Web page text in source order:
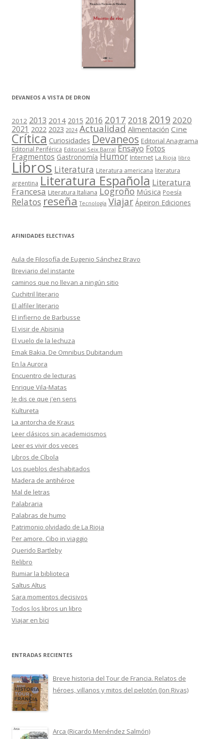
DEVANEOS A VISTA DE DRON
2012 2013 2014 2015 2016 2017 2018 2019 2020
2021 2022 2023 2024 Actualidad Alimentación Cine
Crítica Curiosidades Devaneos Editorial Anagrama
Editorial Periférica Editorial Seix Barral Ensayo Fotos
Fragmentos Gastronomía Humor Internet La Rioja libro
Libros Literatura Literatura americana literatura
argentina Literatura Española Literatura
Francesa Literatura Italiana Logroño Música Poesía
Relatos reseña Tecnología Viajar Ápeiron Ediciones
AFINIDADES ELECTIVAS
Aula de Filosofía de Eugenio Sánchez Bravo
Breviario del instante
caminos que no llevan a ningún sitio
Cuchitril literario
El alfiler literario
El infierno de Barbusse
El visir de Abisinia
El vuelo de la lechuza
Emak Bakia. De Omnibus Dubitandum
En la Aurora
Encuentro de lecturas
Enrique Vila-Matas
Je dis ce que j'en sens
Kultureta
La antorcha de Kraus
Leer clásicos sin academicismos
Leer es vivir dos veces
Libros de Cíbola
Los pueblos deshabitados
Madera de antihéroe
Mal de letras
Palabraria
Palabras de humo
Patrimonio olvidado de La Rioja
Per amore. Cibo in viaggio
Querido Bartleby
Relibro
Rumiar la biblioteca
Saltus Altus
Sara momentos decisivos
Todos los libros un libro
Viajar en bici
ENTRADAS RECIENTES
Breve historia del Tour de Francia. Relatos de
héroes, villanos y mitos del pelotón (Jon Rivas)
Arca (Ricardo Menéndez Salmón)